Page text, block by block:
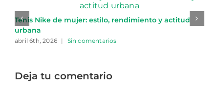
Tenis Nike de mujer: estilo, rendimiento y actitud
urbana
abril 6th, 2026 | Sin comentarios
Deja tu comentario